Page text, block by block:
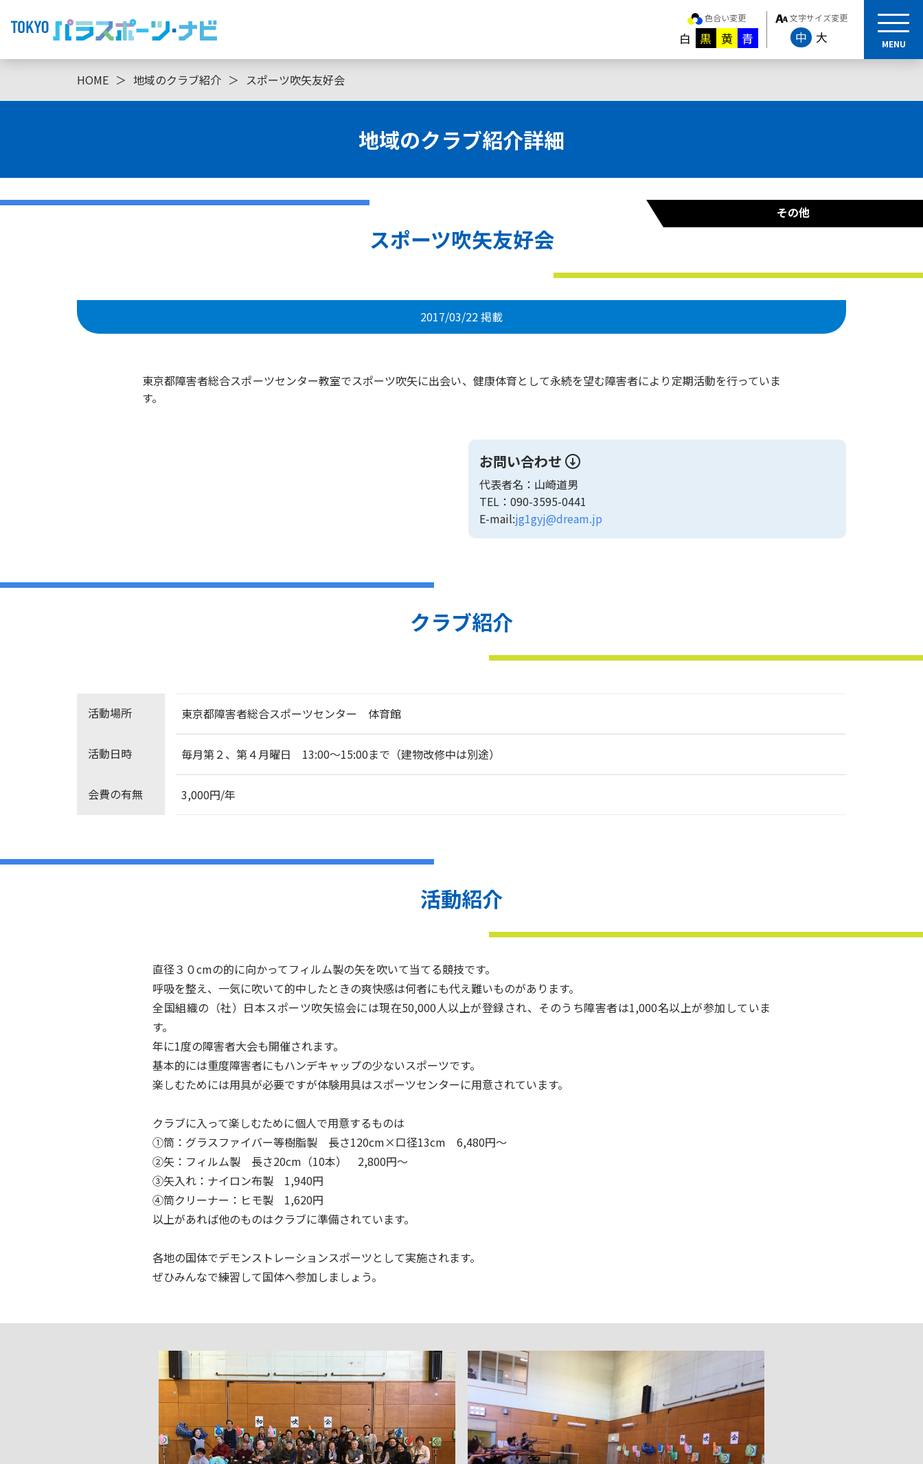
色合い変更
白 黒 黄 青
文字サイズ変更
中 大 MENU
HOME ＞ 地域のクラブ紹介 ＞ スポーツ吹矢友好会
地域のクラブ紹介詳細
その他
スポーツ吹矢友好会
2017/03/22 掲載
東京都障害者総合スポーツセンター教室でスポーツ吹矢に出会い、健康体育として永続を望む障害者により定期活動を行っていま
す。
お問い合わせ
代表者名：山崎道男
TEL：090-3595-0441
E-mail:jg1gyj@dream.jp
クラブ紹介
活動場所 東京都障害者総合スポーツセンター 体育館
活動日時 毎月第２、第４月曜日 13:00～15:00まで（建物改修中は別途）
会費の有無 3,000円/年
活動紹介
直径３０cmの的に向かってフィルム製の矢を吹いて当てる競技です。
呼吸を整え、一気に吹いて的中したときの爽快感は何者にも代え難いものがあります。
全国組織の（社）日本スポーツ吹矢協会には現在50,000人以上が登録され、そのうち障害者は1,000名以上が参加していま
す。
年に1度の障害者大会も開催されます。
基本的には重度障害者にもハンデキャップの少ないスポーツです。
楽しむためには用具が必要ですが体験用具はスポーツセンターに用意されています。
クラブに入って楽しむために個人で用意するものは
①筒：グラスファイバー等樹脂製 長さ120cm×口径13cm 6,480円～
②矢：フィルム製 長さ20cm（10本） 2,800円～
③矢入れ：ナイロン布製 1,940円
④筒クリーナー：ヒモ製 1,620円
以上があれば他のものはクラブに準備されています。
各地の国体でデモンストレーションスポーツとして実施されます。
ぜひみんなで練習して国体へ参加しましょう。